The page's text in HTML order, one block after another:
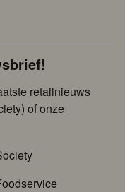
retailnieuws
of onze